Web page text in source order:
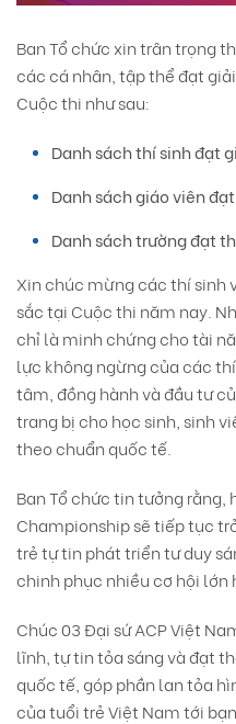
Ban Tổ chức xin trân trọng
các cá nhân, tập thể đạt
Cuộc thi như sau:
Danh sách thí sinh đạt
Danh sách giáo viên
Danh sách trường đạt
Xin chúc mừng các thí sinh
sắc tại Cuộc thi năm nay.
chỉ là minh chứng cho tài
lực không ngừng của các
tâm, đồng hành và đầu tư
trang bị cho học sinh, sinh
theo chuẩn quốc tế.
Ban Tổ chức tin tưởng rằng,
Championship sẽ tiếp tục
trẻ tự tin phát triển tư duy
chinh phục nhiều cơ hội lớn
Chúc 03 Đại sứ ACP Việt
lĩnh, tự tin tỏa sáng và đạt
quốc tế, góp phần lan tỏa
của tuổi trẻ Việt Nam tới